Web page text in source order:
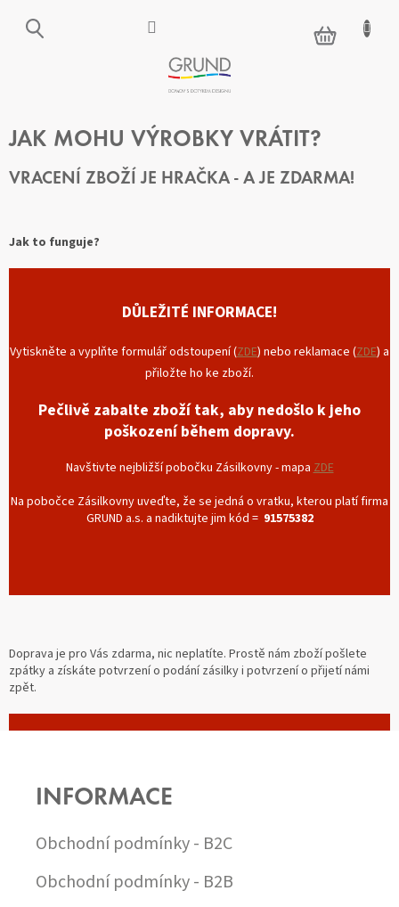
NÁKUPNÍ
KOŠÍK
JAK MOHU VÝROBKY VRÁTIT?
VRACENÍ ZBOŽÍJE HRAČKA - A JE ZDARMA!
Jak to funguje?
DŮLEŽITÉ INFORMACE!
Vytiskněte a vyplňte formulář odstoupení (ZDE) nebo reklamace (ZDE) a
přiložte ho ke zboží.
Pečlivě zabalte zboží tak, aby nedošlo k jeho
poškození během dopravy.
Navštivte nejbližší pobočku Zásilkovny - mapaZDE
Na pobočce Zásilkovny uveďte, že se jedná o vratku, kterou platí firma
GRUND a.s. a nadiktujte jim kód = 91575382
Doprava je pro Vás zdarma, nic neplatíte. Prostě nám zboží pošlete
zpátky a získáte potvrzení o podání zásilky i potvrzení o přijetí námi
zpět.
INFORMACE
Obchodní podmínky - B2C
Obchodní podmínky - B2B